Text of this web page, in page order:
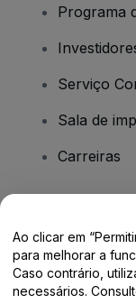
Programa
Serviço
Sala de
Carreiras
Centro de
Ao clicar em
para melhorar a
Caso contrário,
necessários.